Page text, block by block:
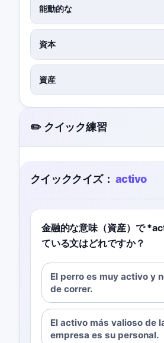
能動的な
資本
資産
✏️ クイック練習
クイッククイズ： activo
金融的な意味（資産）で
ている文はどれですか？
El perro es muy activo y
de correr.
El activo más valioso de
empresa es su personal.